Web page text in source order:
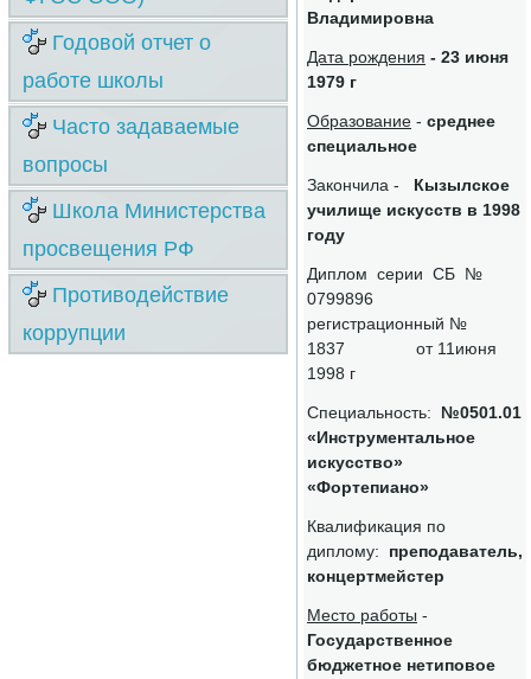
Годовой отчет о
работе школы
Часто задаваемые
вопросы
Школа Министерства
просвещения РФ
Противодействие
коррупции
Владимировна
Дата рождения - 23 июня
1979 г
Образование - среднее
специальное
Закончила -
Кызылское
училище искусств в 1998
году
Диплом серии СБ №
0799896
регистрационный №
1837 от 11июня
1998 г
Специальность:
№0501.01
«Инструментальное
искусство»
«Фортепиано»
Квалификация по
диплому: преподаватель,
концертмейстер
Место работы -
Государственное
бюджетное нетиповое